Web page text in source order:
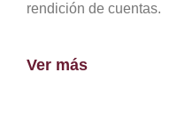
rendición de cuentas.
Ver más